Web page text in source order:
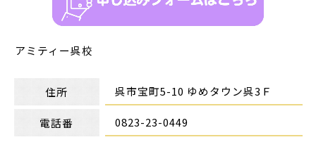
アミティー呉校
住所 呉市宝町5-10 ゆめタウン呉3Ｆ
電話番 0823-23-0449